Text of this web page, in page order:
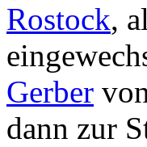
Rostock,
Gerber
dann zur